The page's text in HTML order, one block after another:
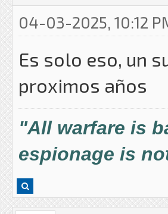
04-03-2025, 10:12
Es solo eso, un
proximos años
"All warfare is
espionage is